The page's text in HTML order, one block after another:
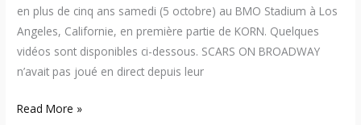
en plus de cinq ans samedi (5 octobre) au BMO Stadium à Los
Angeles, Californie, en première partie de KORN. Quelques
vidéos sont disponibles ci-dessous. SCARS ON BROADWAY
n’avait pas joué en direct depuis leur
Read More »